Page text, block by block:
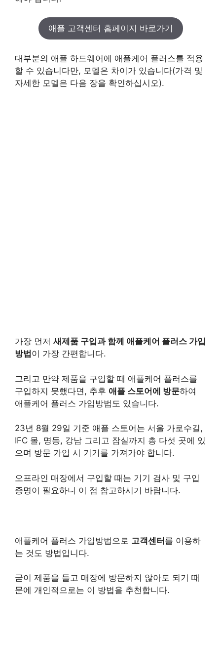
애플 고객센터 홈페이지 바로가기
대부분의 애플 하드웨어에 애플케어 플러스를 적용
할 수 있습니다만, 모델은 차이가 있습니다(가격 및
자세한 모델은 다음 장을 확인하십시오).
가장 먼저 새제품 구입과 함께 애플케어 플러스 가입
방법 이 가장 간편합니다.
그리고 만약 제품을 구입할 때 애플케어 플러스를
구입하지 못했다면, 추후 애플 스토어에 방문하여
애플케어 플러스 가입방법도 있습니다.
23년 8월 29일 기준 애플 스토어는 서울 가로수길,
IFC 몰, 명동, 강남 그리고 잠실까지 총 다섯 곳에 있
으며 방문 가입 시 기기를 가져가야 합니다.
오프라인 매장에서 구입할 때는 기기 검사 및 구입
증명이 필요하니 이 점 참고하시기 바랍니다.
애플케어 플러스 가입방법으로 고객센터를 이용하
는 것도 방법입니다.
굳이 제품을 들고 매장에 방문하지 않아도 되기 때
문에 개인적으로는 이 방법을 추천합니다.